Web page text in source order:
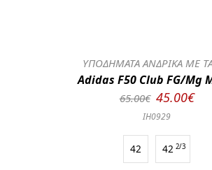
ΥΠΟΔΗΜΑΤΑ ΑΝΔΡΙΚΑ ΜΕ
Adidas F50 Club FG/Mg
65.00€ 45.00€
IH0929
42 42 2/3